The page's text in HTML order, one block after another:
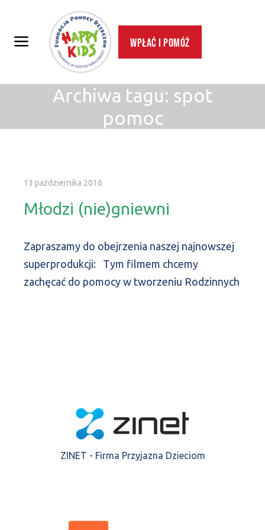
Wpłać i pomóż
Archiwa tagu: spot
pomoc
13 października 2016
Młodzi (nie)gniewni
Zapraszamy do obejrzenia naszej najnowszej
superprodukcji: Tym filmem chcemy
zachęcać do pomocy w tworzeniu Rodzinnych
ZINET - Firma Przyjazna Dzieciom